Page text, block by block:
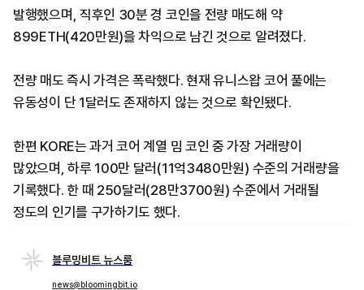
발행했으며, 직후인 30분 경 코인을 전량 매도해 약
899ETH(420만원)을 차익으로 남긴 것으로 알려졌다.
전량 매도 즉시 가격은 폭락했다. 현재 유니스왑 코어 풀에는
유동성이 단 1달러도 존재하지 않는 것으로 확인됐다.
한편 KORE는 과거 코어 계열 밈 코인 중 가장 거래량이
많았으며, 하루 100만 달러(11억3480만원) 수준의 거래량을
기록했다. 한 때 250달러(28만3700원) 수준에서 거래될
정도의 인기를 구가하기도 했다.
블루밍비트 뉴스룸
news@bloomingbit.io